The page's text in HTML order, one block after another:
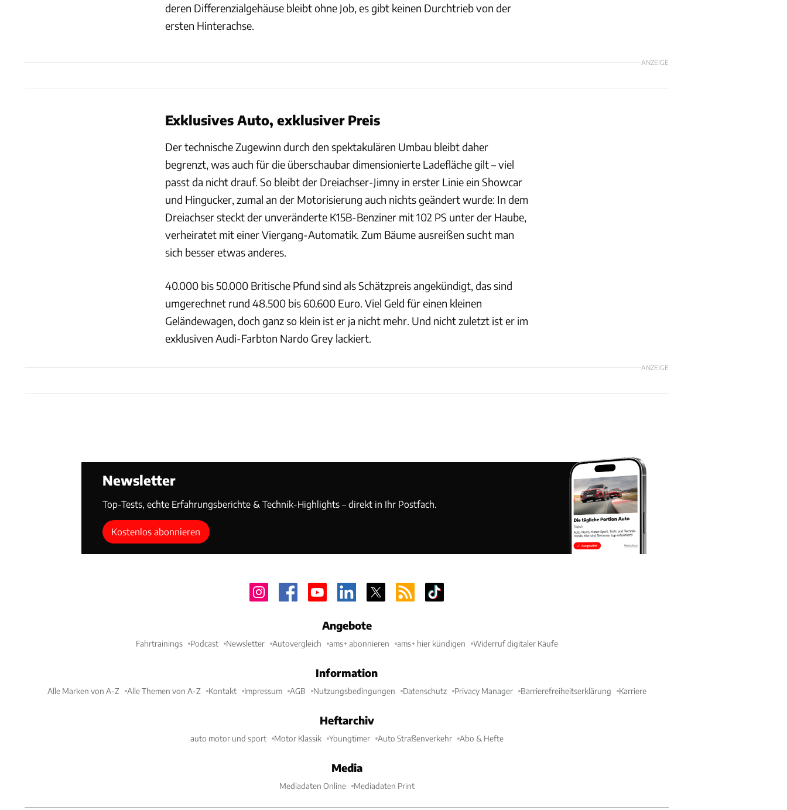
deren Differenzialgehäuse bleibt ohne Job, es gibt keinen Durchtrieb von der
ersten Hinterachse.
ANZEIGE
Exklusives Auto, exklusiver Preis
Der technische Zugewinn durch den spektakulären Umbau bleibt daher
begrenzt, was auch für die überschaubar dimensionierte Ladefläche gilt – viel
passt da nicht drauf. So bleibt der Dreiachser-Jimny in erster Linie ein Showcar
und Hingucker, zumal an der Motorisierung auch nichts geändert wurde: In dem
Dreiachser steckt der unveränderte K15B-Benziner mit 102 PS unter der Haube,
verheiratet mit einer Viergang-Automatik. Zum Bäume ausreißen sucht man
sich besser etwas anderes.
40.000 bis 50.000 Britische Pfund sind als Schätzpreis angekündigt, das sind
umgerechnet rund 48.500 bis 60.600 Euro. Viel Geld für einen kleinen
Geländewagen, doch ganz so klein ist er ja nicht mehr. Und nicht zuletzt ist er im
exklusiven Audi-Farbton Nardo Grey lackiert.
ANZEIGE
Newsletter
Top-Tests, echte Erfahrungsberichte & Technik-Highlights – direkt in Ihr Postfach.
Kostenlos abonnieren
Angebote
Fahrtrainings Podcast Newsletter Autovergleich ams+ abonnieren ams+ hier kündigen Widerruf digitaler Käufe
Information
Alle Marken von A-Z Alle Themen von A-Z Kontakt Impressum AGB Nutzungsbedingungen Datenschutz Privacy Manager Barrierefreiheitserklärung Karriere
Heftarchiv
auto motor und sport Motor Klassik Youngtimer Auto Straßenverkehr Abo & Hefte
Media
Mediadaten Online Mediadaten Print